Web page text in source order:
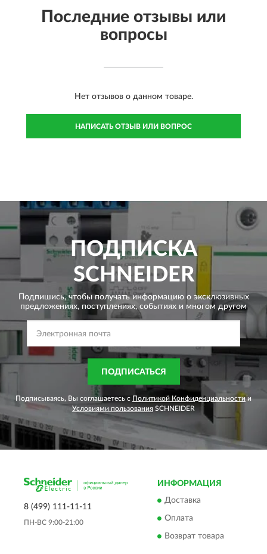
Последние отзывы или
вопросы
Нет отзывов о данном товаре.
НАПИСАТЬ ОТЗЫВ ИЛИ ВОПРОС
ПОДПИСКА
SCHNEIDER
Подпишись, чтобы получать информацию о эксклюзивных
предложениях, поступлениях, событиях и многом другом
ПОДПИСАТЬСЯ
Подписываясь, Вы соглашаетесь с Политикой Конфиденциальности и
Условиями пользованияSCHNEIDER
8 (499) 111-11-11
ПН-ВС 9:00-21:00
ИНФОРМАЦИЯ
Доставка
Оплата
Возврат товара